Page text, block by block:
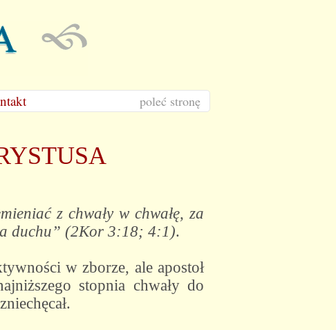
poleć stronę
z chwały w chwałę, za
duchu” (2Kor 3:18; 4:1).
w zborze, ale apostoł
stopnia chwały do